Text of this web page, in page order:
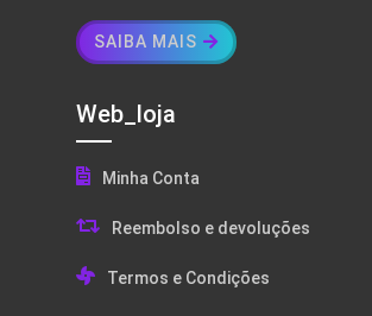
SAIBA MAIS
Web_loja
Minha Conta
Reembolso e devoluções
Termos e Condições